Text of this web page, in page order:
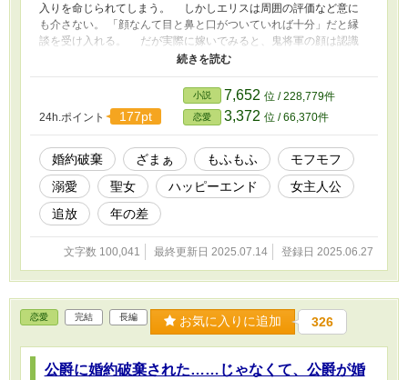
入りを命じられてしまう。 しかしエリスは周囲の評価など意に
も介さない。 「顔なんて目と鼻と口がついていれば十分」だと縁
談を受け入れる。 だが実際に嫁いでみると、鬼将軍の顔は認識
阻害の魔術によって醜くなっていただけで、魔術無力化の特性を持
エリスの特異な体質に、元婚約者の伯爵が気づく。それは伝説の聖
女と同じ力で、領地の繁栄を約束するものだった。 伯爵は自分
から婚約を破棄したにも関わらず、その決定を覆すために復縁する
ための画策を始めるのだが・・・後悔してももう遅いと、ざまぁな
展開に発展していくのだった 本作は不遇だった令嬢が、最恐将
軍に溺愛されて、幸せになるまでのハッピーエンドの物語である
※※小説家になろうでも連載中※※
24h.ポイント 177pt
小説 7,652 位 / 228,779件
恋愛 3,372 位 / 66,370件
婚約破棄 ざまぁ もふもふ
モフモフ
溺愛
聖女 ハッピーエンド
女主人公
追放
年の差
文字数 100,041 最終更新日 2025.07.14 登録日 2025.06.27
恋愛 完結 長編 お気に入りに追加 326
公爵に婚約破棄された……じゃなくて、公爵が婚